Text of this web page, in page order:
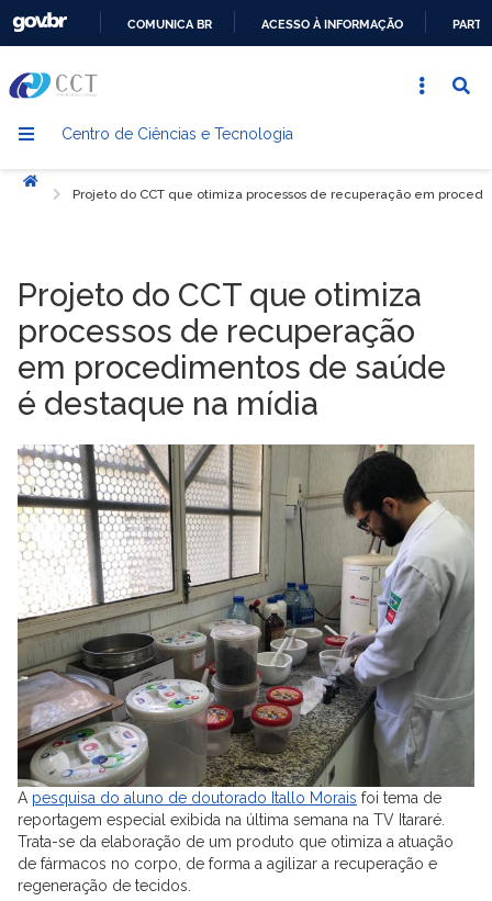
CONTEÚDO
COMUNICA BR ACESSO À INFORMAÇÃO
Centro de Ciências e Tecnologia
Início
Projeto do CCT que otimiza processos de recuperação em
Projeto do CCT que otimiza
processos de recuperação
em procedimentos de saúde
é destaque na mídia
A pesquisa do aluno de doutorado Itallo Morais foi tema de
reportagem especial exibida na última semana na TV Itararé.
Trata-se da elaboração de um produto que otimiza a atuação
de fármacos no corpo, de forma a agilizar a recuperação e
regeneração de tecidos.